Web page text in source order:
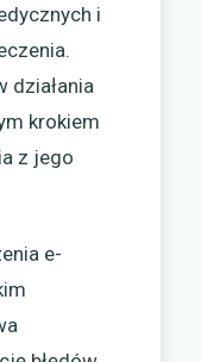
i
działania
krokiem
z jego
e-